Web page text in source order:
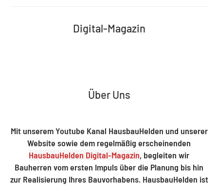
Digital-Magazin
Über Uns
Mit unserem Youtube Kanal HausbauHelden und unserer
Website sowie dem regelmäßig erscheinenden
HausbauHelden Digital-Magazin, begleiten wir
Bauherren vom ersten Impuls über die Planung bis hin
zur Realisierung Ihres Bauvorhabens. HausbauHelden ist